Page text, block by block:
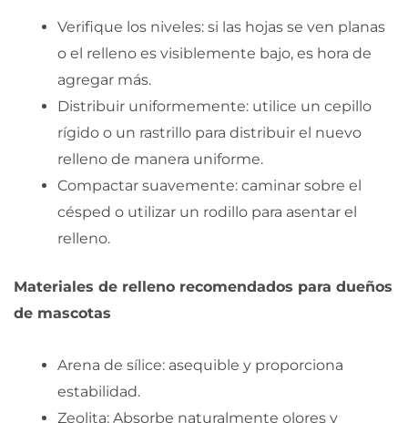
Verifique los niveles: si las hojas se ven planas
o el relleno es visiblemente bajo, es hora de
agregar más.
Distribuir uniformemente: utilice un cepillo
rígido o un rastrillo para distribuir el nuevo
relleno de manera uniforme.
Compactar suavemente: caminar sobre el
césped o utilizar un rodillo para asentar el
relleno.
Materiales de relleno recomendados para dueños
de mascotas
Arena de sílice: asequible y proporciona
estabilidad.
Zeolita: Absorbe naturalmente olores y